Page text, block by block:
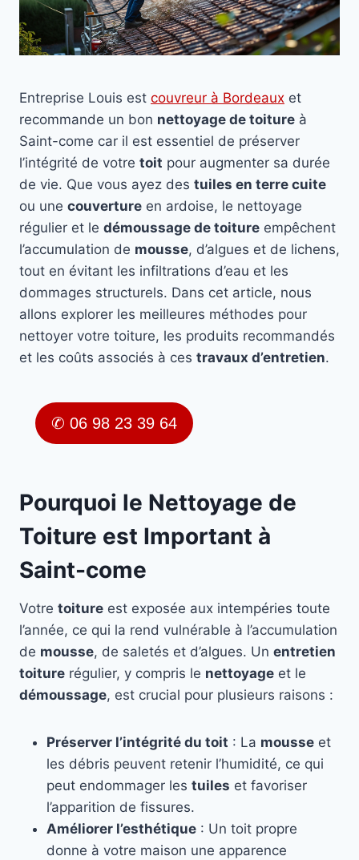
Entreprise Louis est couvreur à Bordeaux et
recommande un bon nettoyage de toiture à
Saint-come car il est essentiel de préserver
l’intégrité de votre toit pour augmenter sa durée
de vie. Que vous ayez des tuiles en terre cuite
ou une couverture en ardoise, le nettoyage
régulier et le démoussage de toiture empêchent
l’accumulation de mousse, d’algues et de lichens,
tout en évitant les infiltrations d’eau et les
dommages structurels. Dans cet article, nous
allons explorer les meilleures méthodes pour
nettoyer votre toiture, les produits recommandés
et les coûts associés à ces travaux d’entretien.
✆ 06 98 23 39 64
Pourquoi le Nettoyage de
Toiture est Important à
Saint-come
Votre toiture est exposée aux intempéries toute
l’année, ce qui la rend vulnérable à l’accumulation
de mousse, de saletés et d’algues. Un entretien
toiture régulier, y compris le nettoyage et le
démoussage, est crucial pour plusieurs raisons :
Préserver l’intégrité du toit : La mousse et
les débris peuvent retenir l’humidité, ce qui
peut endommager les tuiles et favoriser
l’apparition de fissures.
Améliorer l’esthétique : Un toit propre
donne à votre maison une apparence